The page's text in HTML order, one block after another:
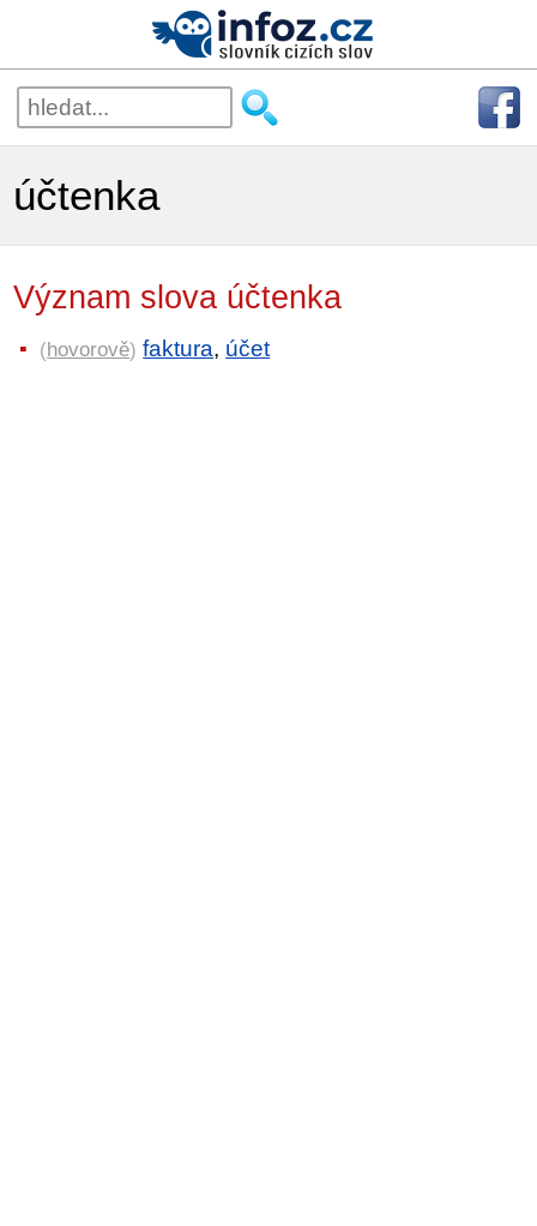
účtenka
Význam slova účtenka
(hovorově) faktura, účet